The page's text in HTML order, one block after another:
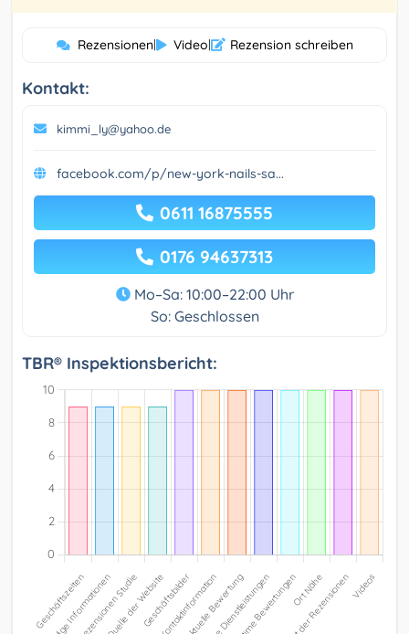
Rezensionen| Video| Rezension schreiben
Kontakt:
kimmi_ly@yahoo.de
facebook.com/p/new-york-nails-sa...
0611 16875555
0176 94637313
Mo–Sa: 10:00–22:00 Uhr
So: Geschlossen
TBR® Inspektionsbericht: